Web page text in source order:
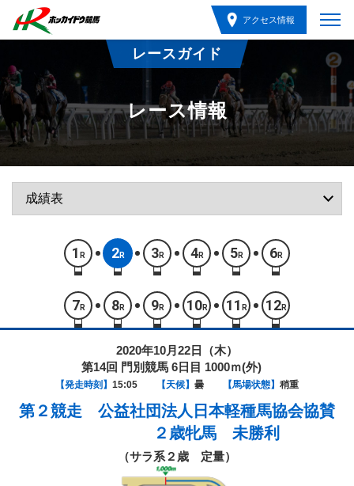
アクセス情報
レースガイド
レース情報
1 R 2R 3R 4R 5R 6R
7 R 8R 9R 10R 11 R 12R
2020年10月22日（木）
第14回 門別競馬 6日目 1000ｍ(外)
【発走時刻】 15:05 【天候】 曇 【馬場状態】 稍重
第２競走 公益社団法人日本軽種馬協会協賛
２歳牝馬 未勝利
（サラ系２歳 定量）